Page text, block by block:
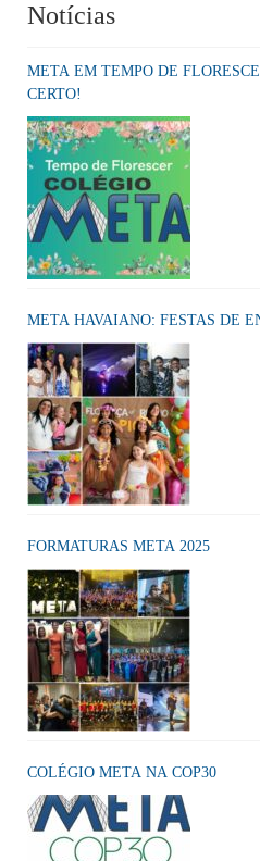
Notícias
META EM TEMPO DE
CERTO!
META HAVAIANO: FESTAS DE
FORMATURAS META 2025
COLÉGIO META NA COP30